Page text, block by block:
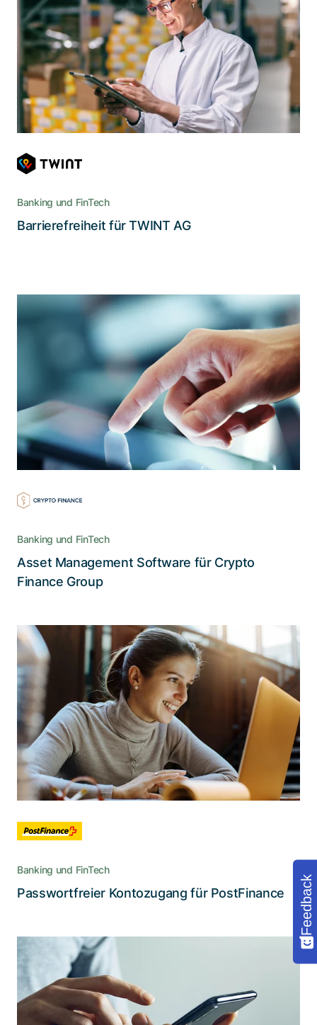
Die neue Benutzeroberfläche von Twint
ermöglicht es sehbehinderten oder blinden
Menschen, die Vorteile bargeldloser Zahlungen
zu nutzen
Lesen Sie die Story
Banking und FinTech
Barrierefreiheit für TWINT AG
Eine Lösung, die den höchsten
Sicherheitsansprüchen genügt
Die massgefertigte Asset Management Software
basiert auf einer proprietären Infrastruktur mit
Multi-Signatur-Regelwerk und Hardware-
Sicherheitsmodulen
Lesen Sie die Story
Banking und FinTech
Asset Management Software für Crypto
Finance Group
Wie man die Zahl der
Kundeninteraktionen verdoppelt
Mit einer umweltschonenden Lösung, die den
Authentifizierungsprozess drastisch vereinfacht
und zudem Support- und Gerätekosten
reduziert
Lesen Sie die Story
Banking und FinTech
Passwortfreier Kontozugang für PostFinance
Der Massstab im mobilen E-Banking
Sicherer mobiler Zugriff auf vielfältigste
Finanzdienstleistungen: UBS Mobile Banking ist
und bleibt die führende E-Banking-App der
Feedback